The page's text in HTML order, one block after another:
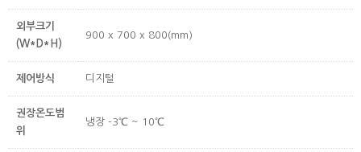
외부크기
(W*D*H)
900 x 700 x 800(mm)
제어방식 디지털
권장온도범
위
냉장 -3℃ ~ 10℃